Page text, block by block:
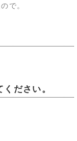
で。
ださい。